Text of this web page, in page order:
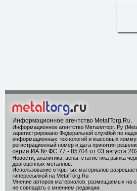
Информационное агентство MetalTorg.Ru
Информационное агентство Металлторг. Ру
зарегистрировано Федеральной службой по
информационных технологий и массовых
регистрационный номер и дата принятия
серия ИА № ФС 77 - 85704 от 03 августа
Новости, аналитика, цены, статистика рынка
драгоценных металлов.
Использование открытых материалов
гиперссылкой на MetalTorg.Ru
Мнение авторов материалов, размещаемых на
не совпадать с мнением редакции.